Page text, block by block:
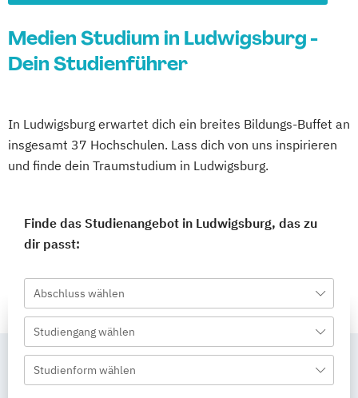
Medien Studium in Ludwigsburg -
Dein Studienführer
In Ludwigsburg erwartet dich ein breites Bildungs-Buffet an
insgesamt 37 Hochschulen. Lass dich von uns inspirieren
und finde dein Traumstudium in Ludwigsburg.
Finde das Studienangebot in Ludwigsburg, das zu
dir passt:
Abschluss wählen
Studiengang wählen
Studienform wählen